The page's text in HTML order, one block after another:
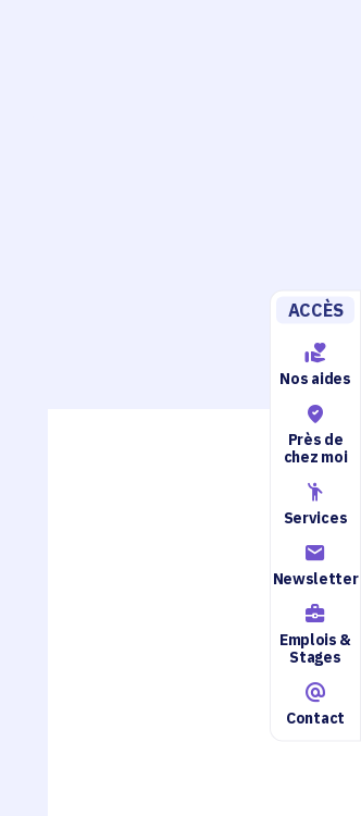
ACCÈS
Nos aides
Près de
chez moi
Services
Newsletter
Emplois &
Stages
Contact